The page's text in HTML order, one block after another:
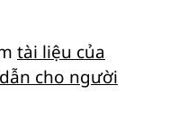
tài liệu của
cho người